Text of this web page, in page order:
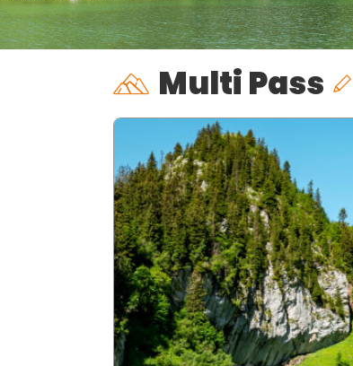
Multi Pass